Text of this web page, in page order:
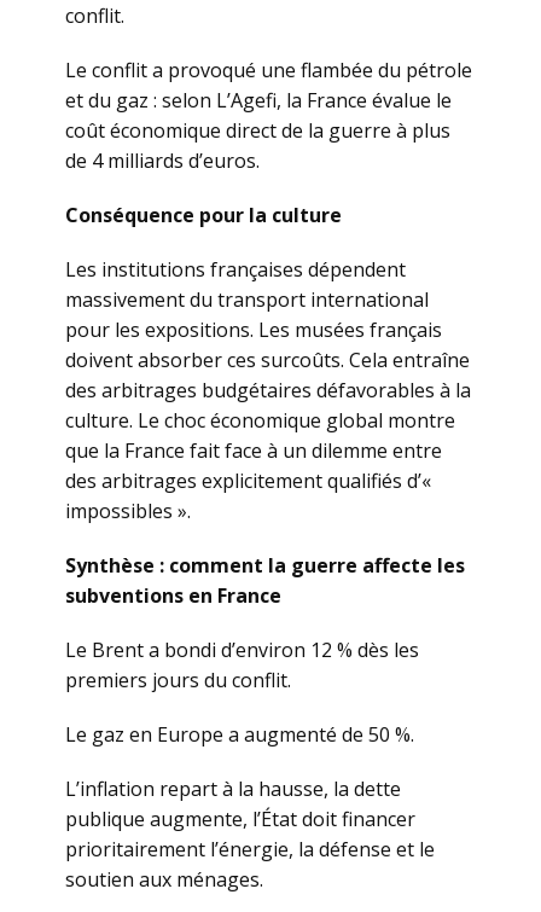
conflit.
Le conflit a provoqué une flambée du pétrole
et du gaz : selon L’Agefi, la France évalue le
coût économique direct de la guerre à plus
de 4 milliards d’euros.
Conséquence pour la culture
Les institutions françaises dépendent
massivement du transport international
pour les expositions. Les musées français
doivent absorber ces surcoûts. Cela entraîne
des arbitrages budgétaires défavorables à la
culture. Le choc économique global montre
que la France fait face à un dilemme entre
des arbitrages explicitement qualifiés d’«
impossibles ».
Synthèse : comment la guerre affecte les
subventions en France
Le Brent a bondi d’environ 12 % dès les
premiers jours du conflit.
Le gaz en Europe a augmenté de 50 %.
L’inflation repart à la hausse, la dette
publique augmente, l’État doit financer
prioritairement l’énergie, la défense et le
soutien aux ménages.